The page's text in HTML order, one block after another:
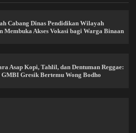
Cabang Dinas Pendidikan Wilayah
Membuka Akses Vokasi bagi Warga Binaan
Asap Kopi, Tahlil, dan Dentuman Reggae:
Gresik Bertemu Wong Bodho